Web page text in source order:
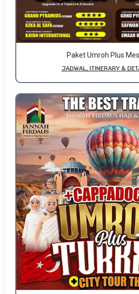
Paket Umroh Plus
JADWAL, ITINERARY &